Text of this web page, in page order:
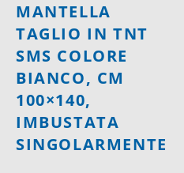
MANTELLA
TAGLIO IN TNT
SMS COLORE
BIANCO, CM
100×140,
IMBUSTATA
SINGOLARMENTE